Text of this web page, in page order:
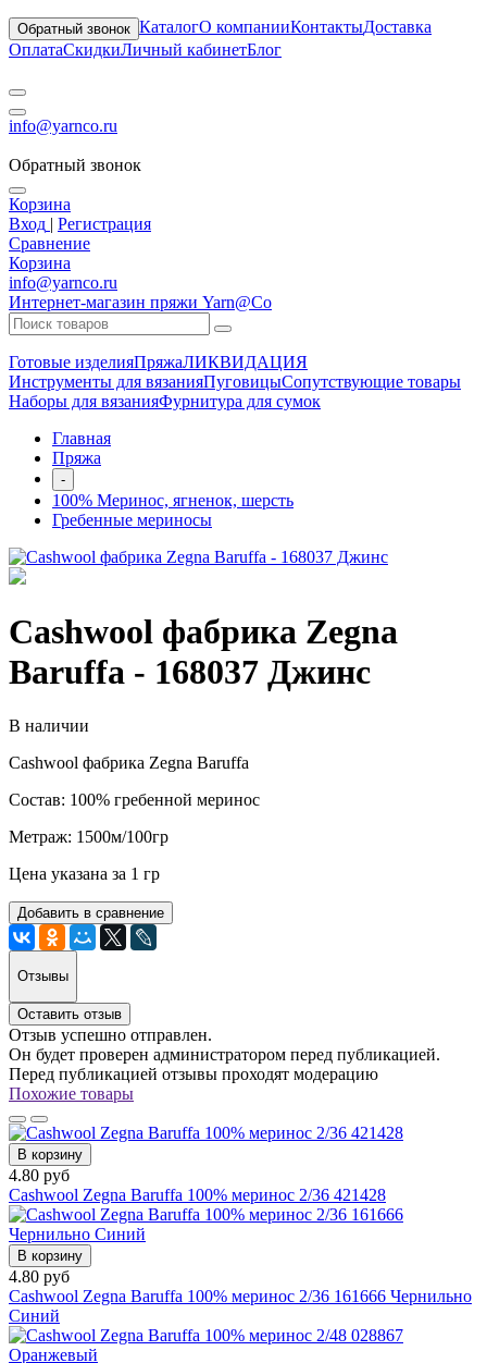
Обратный звонок КаталогО компанииКонтактыДоставка
ОплатаСкидкиЛичный кабинетБлог
info@yarnco.ru
Обратный звонок
Корзина
Вход | Регистрация
Сравнение
Корзина
info@yarnco.ru
Интернет-магазин пряжи Yarn@Co
Готовые изделияПряжаЛИКВИДАЦИЯ
Инструменты для вязанияПуговицыСопутствующие товары
Наборы для вязанияФурнитура для сумок
Главная
Пряжа
-
100% Меринос, ягненок, шерсть
Гребенные мериносы
Cashwool фабрика Zegna
Baruffa - 168037 Джинс
В наличии
Cashwool фабрика Zegna Baruffa
Состав: 100% гребенной меринос
Метраж: 1500м/100гр
Цена указана за 1 гр
Добавить в сравнение
Отзывы
Оставить отзыв
Отзыв успешно отправлен.
Он будет проверен администратором перед публикацией.
Перед публикацией отзывы проходят модерацию
Похожие товары
В корзину
4.80 руб
Cashwool Zegna Baruffa 100% меринос 2/36 421428
В корзину
4.80 руб
Cashwool Zegna Baruffa 100% меринос 2/36 161666 Чернильно
Синий